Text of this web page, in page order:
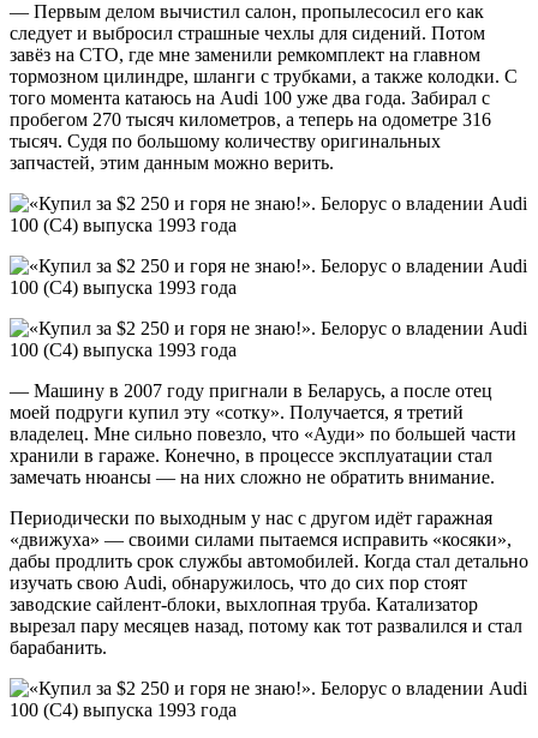
— Первым делом вычистил салон, пропылесосил его как
следует и выбросил страшные чехлы для сидений. Потом
завёз на СТО, где мне заменили ремкомплект на главном
тормозном цилиндре, шланги с трубками, а также колодки. С
того момента катаюсь на Audi 100 уже два года. Забирал с
пробегом 270 тысяч километров, а теперь на одометре 316
тысяч. Судя по большому количеству оригинальных
запчастей, этим данным можно верить.
— Машину в 2007 году пригнали в Беларусь, а после отец
моей подруги купил эту «сотку». Получается, я третий
владелец. Мне сильно повезло, что «Ауди» по большей части
хранили в гараже. Конечно, в процессе эксплуатации стал
замечать нюансы — на них сложно не обратить внимание.
Периодически по выходным у нас с другом идёт гаражная
«движуха» — своими силами пытаемся исправить «косяки»,
дабы продлить срок службы автомобилей. Когда стал детально
изучать свою Audi, обнаружилось, что до сих пор стоят
заводские сайлент-блоки, выхлопная труба. Катализатор
вырезал пару месяцев назад, потому как тот развалился и стал
барабанить.